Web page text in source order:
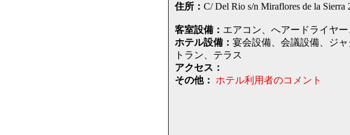
住所： C/ Del Rio s/n Miraflores de la
客室設備： エアコン、へアードライヤ
ホテル設備： 宴会設備、会議設備、ジ
トラン、テラス
アクセス：
その他：
ホテル利用者のコメント